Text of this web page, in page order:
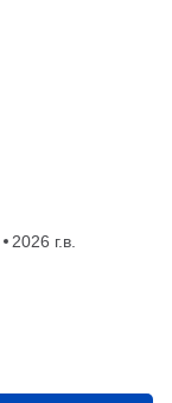
2026 г.в.